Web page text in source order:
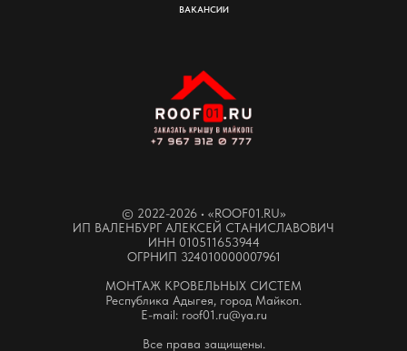
ВАКАНСИИ
© 2022-2026 • «ROOF01.RU»
И‌П ВАЛЕНБУРГ АЛЕКСЕЙ СТАНИСЛАВОВИЧ
‌ИНН 010511653944
‌ОГРНИП 324010000007961
МОНТАЖ КРОВЕЛЬНЫХ СИСТЕМ
Республика Адыгея, город Майкоп.
E-mail: roof01.ru@ya.ru
Все права защищены.